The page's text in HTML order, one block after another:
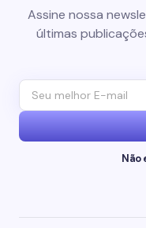
Assine nossa
últimas
Não